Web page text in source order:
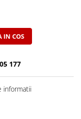
IN COS
177
informatii